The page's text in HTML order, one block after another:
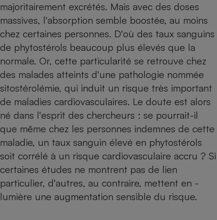
majoritairement excrétés. Mais avec des doses
massives, l'absorption semble boostée, au moins
chez certaines ­personnes. D'où des taux sanguins
de phytostérols beaucoup plus élevés que la
normale. Or, cette particularité se ­retrouve chez
des malades atteints d'une pathologie nommée
sitostérolémie, qui induit un risque très important
de maladies cardiovasculaires. Le doute est alors
né dans l'esprit des chercheurs : se pourrait-il
que même chez les p­ersonnes indemnes de cette
maladie, un taux sanguin élevé en phytostérols
soit corrélé à un risque cardiovasculaire accru ? Si
certaines études ne montrent pas de lien
particulier, d'autres, au contraire, mettent en ­
lumière une augmentation sensible du risque.